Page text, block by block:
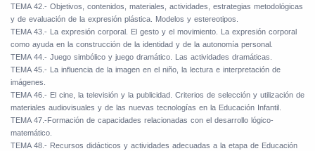
TEMA 42.- Objetivos, contenidos, materiales, actividades, estrategias metodológicas
y de evaluación de la expresión plástica. Modelos y estereotipos.
TEMA 43.- La expresión corporal. El gesto y el movimiento. La expresión corporal
como ayuda en la construcción de la identidad y de la autonomía personal.
TEMA 44.- Juego simbólico y juego dramático. Las actividades dramáticas.
TEMA 45.- La influencia de la imagen en el niño, la lectura e interpretación de
imágenes.
TEMA 46.- El cine, la televisión y la publicidad. Criterios de selección y utilización de
materiales audiovisuales y de las nuevas tecnologías en la Educación Infantil.
TEMA 47.-Formación de capacidades relacionadas con el desarrollo lógico-
matemático.
TEMA 48.- Recursos didácticos y actividades adecuadas a la etapa de Educación